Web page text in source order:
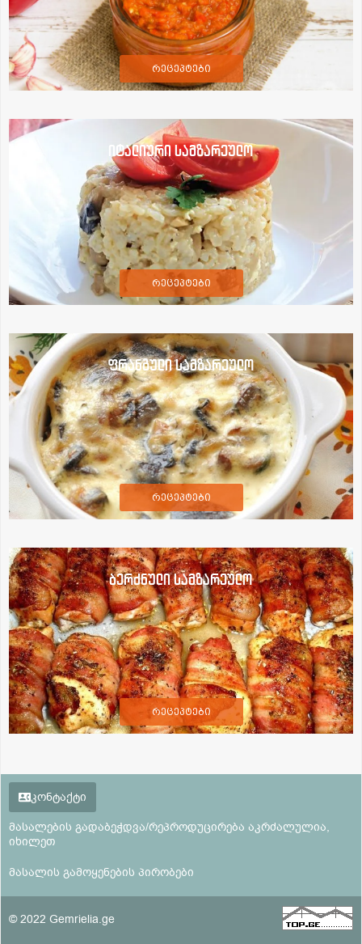
რეცეპტები
იტალიური სამზარეულო
რეცეპტები
ფრანგული სამზარეულო
რეცეპტები
ბერძნული სამზარეულო
რეცეპტები
კონტაქტი
მასალების გადაბეჭდვა/რეპროდუცირება აკრძალულია,
იხილეთ
მასალის გამოყენების პირობები
© 2022 Gemrielia.ge